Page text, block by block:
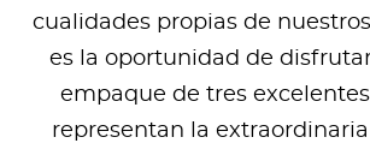
cualidades propias de
es la oportunidad de
empaque de tres
representan la